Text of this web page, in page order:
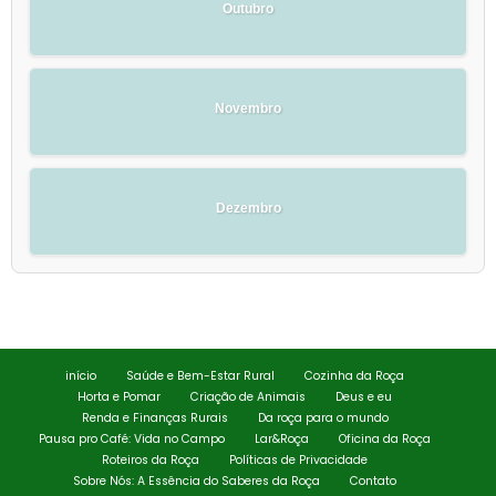
Outubro
Novembro
Dezembro
início Saúde e Bem-Estar Rural
Cozinha da Roça
Horta e Pomar
Criação de Animais
Deus e eu
Renda e Finanças Rurais
Da roça para o mundo
Pausa pro Café: Vida no Campo
Lar&Roça
Oficina da Roça
Roteiros da Roça
Políticas de Privacidade
Sobre Nós: A Essência do Saberes da Roça
Contato